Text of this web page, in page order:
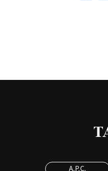
A.P.C.